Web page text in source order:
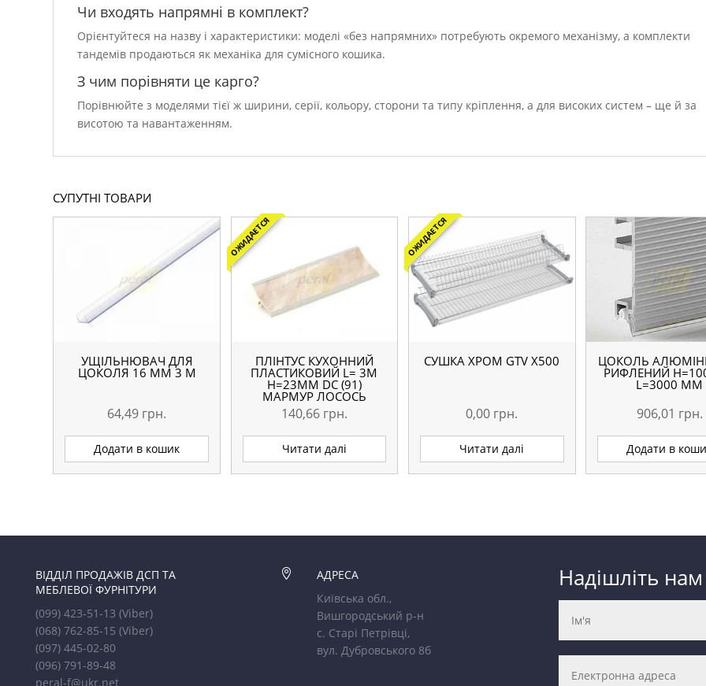
Чи входять напрямні в комплект?
Орієнтуйтеся на назву і характеристики: моделі «без напрямних» потребують окремого механізму, а комплекти
тандемів продаються як механіка для сумісного кошика.
З чим порівняти це карго?
Порівнюйте з моделями тієї ж ширини, серії, кольору, сторони та типу кріплення, а для високих систем – ще й за
висотою та навантаженням.
СУПУТНІ ТОВАРИ
УЩІЛЬНЮВАЧ ДЛЯ
ЦОКОЛЯ 16 ММ 3 М
64,49 грн.
Додати в кошик
ОЖИДАЕТСЯ
ПЛІНТУС КУХОННИЙ
ПЛАСТИКОВИЙ L= 3М
H=23ММ DC (91)
МАРМУР ЛОСОСЬ
140,66 грн.
Читати далі
ОЖИДАЕТСЯ
СУШКА ХРОМ GTV Х500
0,00 грн.
Читати далі
ЦОКОЛЬ
РИФЛЕНИЙ
L=3000 ММ
906,01 грн.
Додати в
ВІДДІЛ ПРОДАЖІВ ДСП ТА
МЕБЛЕВОЇ ФУРНІТУРИ
(099) 423-51-13(Viber)
(068) 762-85-15(Viber)
(097) 445-02-80
(096) 791-89-48
peral-f@ukr.net

АДРЕСА
Київська обл.,
Вишгородський р-н
с. Старі Петрівці,
вул. Дубровського 8б
Надішліть